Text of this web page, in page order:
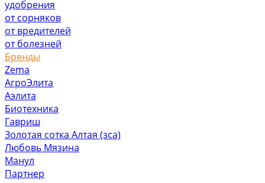
удобрения
от сорняков
от вредителей
от болезней
Бренды
Zema
АгроЭлита
Аэлита
Биотехника
Гавриш
Золотая сотка Алтая (зса)
Любовь Мязина
Манул
Партнер